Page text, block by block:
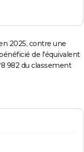
2025, contre une
de l'équivalent
982 du classement